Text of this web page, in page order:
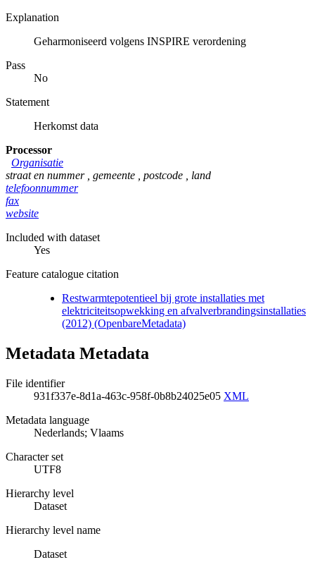
Explanation
Geharmoniseerd volgens INSPIRE verordening
Pass
No
Statement
Herkomst data
Processor
Organisatie
straat en nummer
gemeente postcode
land
telefoonnummer
fax
website
Included with dataset
Yes
Feature catalogue citation
Restwarmtepotentieel bij grote installaties met
elektriciteitsopwekking en afvalverbrandingsinstallaties
(2012) (OpenbareMetadata)
Metadata Metadata
File identifier
931f337e-8d1a-463c-958f-0b8b24025e05 XML
Metadata language
Nederlands; Vlaams
Character set
UTF8
Hierarchy level
Dataset
Hierarchy level name
Dataset